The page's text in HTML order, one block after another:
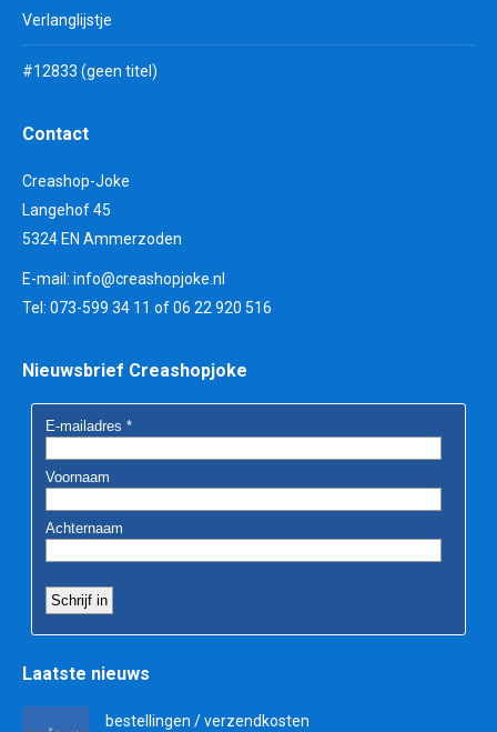
Verlanglijstje
#12833 (geen titel)
Contact
Creashop-Joke
Langehof 45
5324 EN Ammerzoden
E-mail: info@creashopjoke.nl
Tel: 073-599 34 11 of 06 22 920 516
Nieuwsbrief Creashopjoke
Laatste nieuws
bestellingen / verzendkosten